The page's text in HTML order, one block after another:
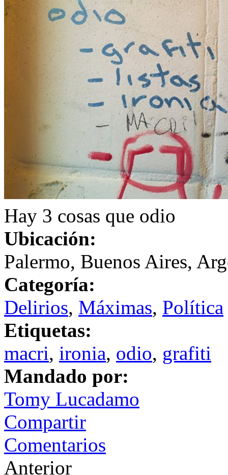
Hay 3 cosas que odio
Ubicación:
Palermo, Buenos Aires,
Categoría:
Delirios, Máximas, Política
Etiquetas:
macri, ironia, odio, grafiti
Mandado por:
Tomy Lucadamo
Compartir
Comentarios
Anterior